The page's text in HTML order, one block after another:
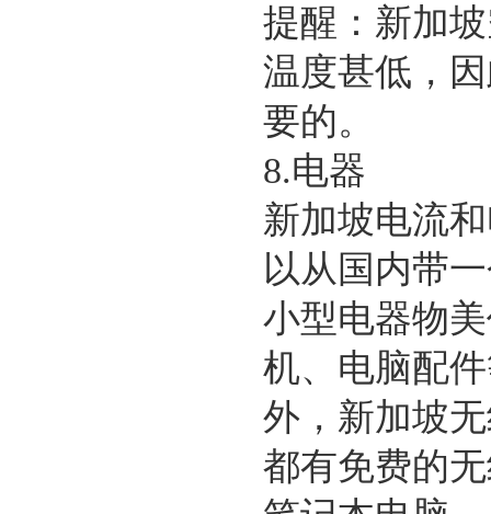
提醒：新加
温度甚低，
要的。
8.电器
新加坡电流
以从国内带
小型电器物
机、电脑配
外，新加坡
都有免费的